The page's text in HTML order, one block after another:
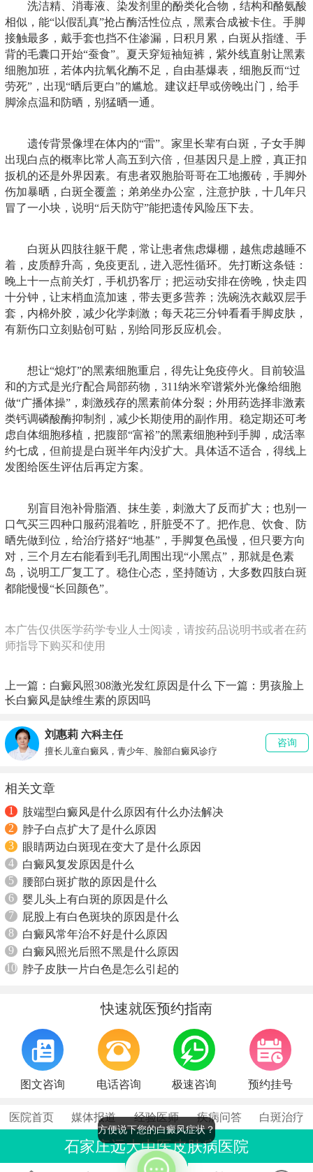
洗洁精、消毒液、染发剂里的酚类化合物，结构和酪氨酸
相似，能“以假乱真”抢占酶活性位点，黑素合成被卡住。手脚
接触最多，戴手套也挡不住渗漏，日积月累，白斑从指缝、手
背的毛囊口开始“蚕食”。夏天穿短袖短裤，紫外线直射让黑素
细胞加班，若体内抗氧化酶不足，自由基爆表，细胞反而“过
劳死”，出现“晒后更白”的尴尬。建议赶早或傍晚出门，给手
脚涂点温和防晒，别猛晒一通。
遗传背景像埋在体内的“雷”。家里长辈有白斑，子女手脚
出现白点的概率比常人高五到六倍，但基因只是上膛，真正扣
扳机的还是外界因素。有患者双胞胎哥哥在工地搬砖，手脚外
伤加暴晒，白斑全覆盖；弟弟坐办公室，注意护肤，十几年只
冒了一小块，说明“后天防守”能把遗传风险压下去。
白斑从四肢往躯干爬，常让患者焦虑爆棚，越焦虑越睡不
着，皮质醇升高，免疫更乱，进入恶性循环。先打断这条链：
晚上十一点前关灯，手机扔客厅；把运动安排在傍晚，快走四
十分钟，让末梢血流加速，带去更多营养；洗碗洗衣戴双层手
套，内棉外胶，减少化学刺激；每天花三分钟看看手脚皮肤，
有新伤口立刻贴创可贴，别给同形反应机会。
想让“熄灯”的黑素细胞重启，得先让免疫停火。目前较温
和的方式是光疗配合局部药物，311纳米窄谱紫外光像给细胞
做“广播体操”，刺激残存的黑素前体分裂；外用药选择非激素
类钙调磷酸酶抑制剂，减少长期使用的副作用。稳定期还可考
虑自体细胞移植，把腹部“富裕”的黑素细胞种到手脚，成活率
约七成，但前提是白斑半年内没扩大。具体适不适合，得线上
发图给医生评估后再定方案。
别盲目泡补骨脂酒、抹生姜，刺激大了反而扩大；也别一
口气买三四种口服药混着吃，肝脏受不了。把作息、饮食、防
晒先做到位，给治疗搭好“地基”，手脚复色虽慢，但只要方向
对，三个月左右能看到毛孔周围出现“小黑点”，那就是色素
岛，说明工厂复工了。稳住心态，坚持随访，大多数四肢白斑
都能慢慢“长回颜色”。
本广告仅供医学药学专业人士阅读，请按药品说明书或者在药
师指导下购买和使用
上一篇： 白癜风照308激光发红原因是什么 下一篇： 男孩脸上
长白癜风是缺维生素的原因吗
刘惠莉 六科主任
擅长儿童白癜风，青少年、脸部白癜风诊疗
咨询
相关文章
1
肢端型白癜风是什么原因有什么办法解决
2
脖子白点扩大了是什么原因
3
眼睛两边白斑现在变大了是什么原因
4
白癜风复发原因是什么
5
腰部白斑扩散的原因是什么
6
婴儿头上有白斑的原因是什么
7
屁股上有白色斑块的原因是什么
8
白癜风常年治不好是什么原因
9
白癜风照光后照不黑是什么原因
10 脖子皮肤一片白色是怎么引起的
快速就医预约指南
图文咨询 电话咨询 极速咨询 预约挂号
医院首页 媒体报道 经验医师 疾病问答 白斑治疗
石家庄远大中医皮肤病医院
联系电话：0311-86990555
方便说下您的白癜风症状？